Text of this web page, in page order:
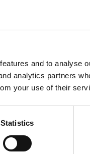
and to analyse
analytics partners
your use of their
Statistics
esimerkiksi
käytössä
globaali
Suomisen
liikevoitto ennen